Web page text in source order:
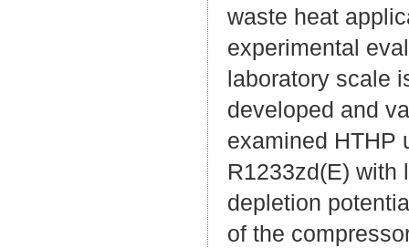
waste heat
experimental
laboratory scale
developed and
examined HTHP
R1233zd(E) with
depletion
of the